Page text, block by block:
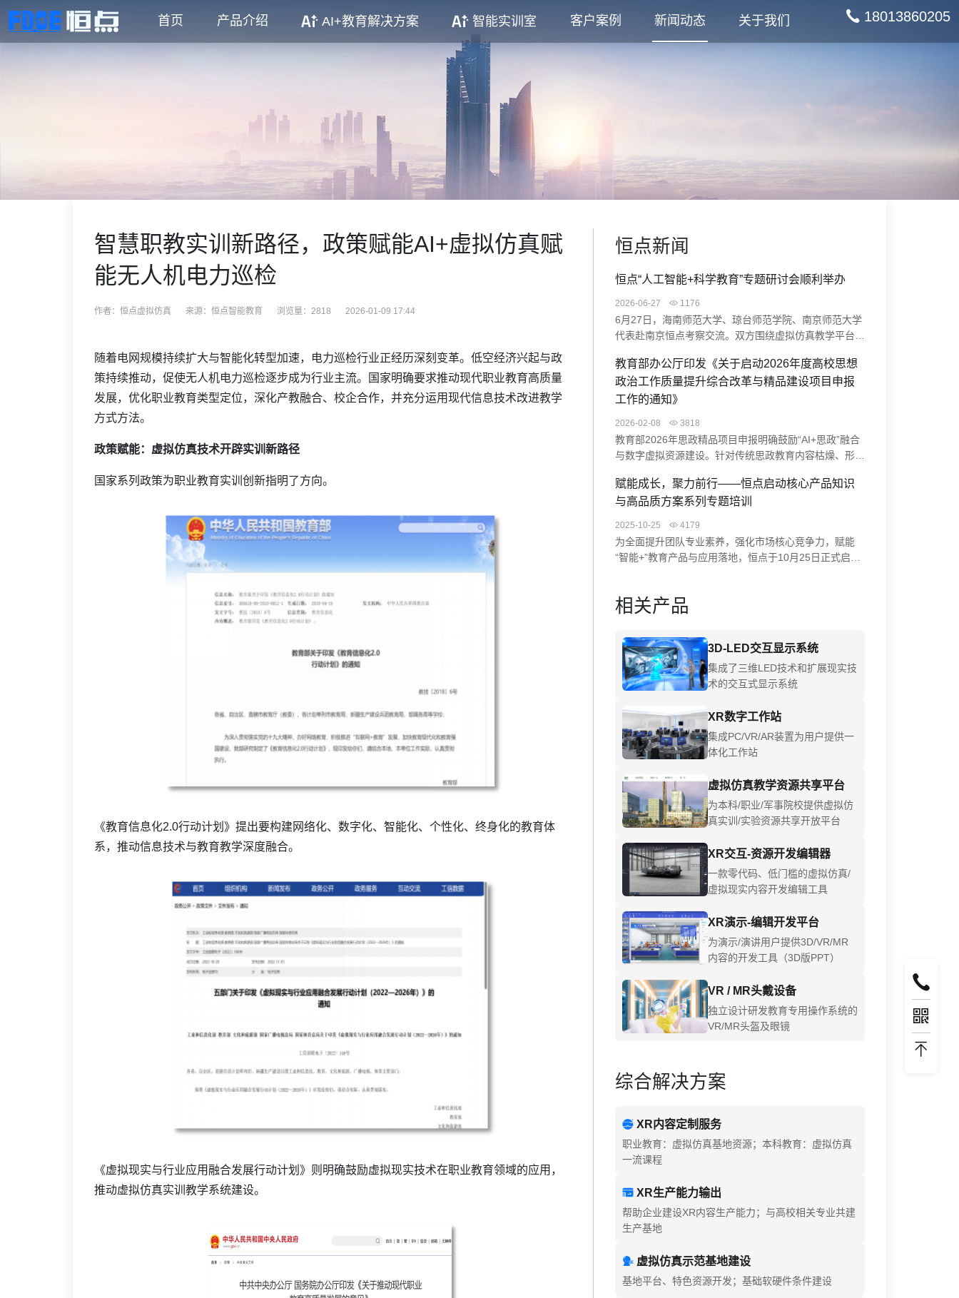
首页 产品介绍 AI+教育解决方案 智能实训室 客户案例 新闻动态 关于我们 18013860205
智慧职教实训新路径，政策赋能AI+虚拟仿真赋
能无人机电力巡检
作者：恒点虚拟仿真 来源： 恒点智能教育 浏览量：2818 2026-01-09 17:44
随着电网规模持续扩大与智能化转型加速，电力巡检行业正经历深刻变革。低空经济兴起与政
策持续推动，促使无人机电力巡检逐步成为行业主流。国家明确要求推动现代职业教育高质量
发展，优化职业教育类型定位，深化产教融合、校企合作，并充分运用现代信息技术改进教学
方式方法。
政策赋能：虚拟仿真技术开辟实训新路径
国家系列政策为职业教育实训创新指明了方向。
《教育信息化2.0行动计划》提出要构建网络化、数字化、智能化、个性化、终身化的教育体
系，推动信息技术与教育教学深度融合。
《虚拟现实与行业应用融合发展行动计划》则明确鼓励虚拟现实技术在职业教育领域的应用，
推动虚拟仿真实训教学系统建设。
恒点新闻
恒点“人工智能+科学教育”专题研讨会顺利举办
2026-06-27 1176
6月27日，海南师范大学、琼台师范学院、南京师范大学
代表赴南京恒点考察交流。双方围绕虚拟仿真教学平台、
展示AI空间智能赋能实验中心建设方案、裸眼3D虚仿系
统及课程编辑器实操，并结合典型案例分享实践成果。此
次交流促进了校企协同，助力高校科学教育数字化转型与
教育部办公厅印发《关于启动2026年度高校思想
政治工作质量提升综合改革与精品建设项目申报
工作的通知》
2026-02-08 3818
教育部2026年思政精品项目申报明确鼓励“AI+思政”融合
与数字虚拟资源建设。针对传统思政教育内容枯燥、形式
造沉浸式学习体验（如“飞夺泸定桥”虚拟实验），并借助
AI构建智慧系统与数智档案，助力高校开发思政大模型、
赋能成长，聚力前行——恒点启动核心产品知识
与高品质方案系列专题培训
2025-10-25 4179
为全面提升团队专业素养，强化市场核心竞争力，赋能
“智能+”教育产品与应用落地，恒点于10月25日正式启动
度与高品质方案的理解能力，助力业务水平与客户服务质
相关产品
3D-LED交互显示系统
集成了三维LED技术和扩展现实技
术的交互式显示系统
XR数字工作站
集成PC/VR/AR装置为用户提供一
体化工作站
虚拟仿真教学资源共享平台
为本科/职业/军事院校提供虚拟仿
真实训/实验资源共享开放平台
XR交互-资源开发编辑器
一款零代码、低门槛的虚拟仿真/
虚拟现实内容开发编辑工具
XR演示-编辑开发平台
为演示/演讲用户提供3D/VR/MR
内容的开发工具（3D版PPT）
VR / MR头戴设备
独立设计研发教育专用操作系统的
VR/MR头盔及眼镜
综合解决方案
XR内容定制服务
职业教育：虚拟仿真基地资源；本科教育：虚拟仿真
一流课程
XR生产能力输出
帮助企业建设XR内容生产能力；与高校相关专业共建
生产基地
虚拟仿真示范基地建设
基地平台、特色资源开发；基础软硬件条件建设